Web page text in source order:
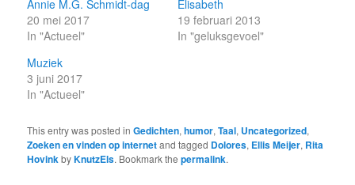
Annie M.G. Schmidt-dag
20 mei 2017
In "Actueel"
Elisabeth
19 februari 2013
In "geluksgevoel"
Muziek
3 juni 2017
In "Actueel"
This entry was posted inGedichten,humor,Taal, Uncategorized,
Zoeken en vinden op internetand tagged Dolores, Ellis Meijer, Rita
HovinkbyKnutzEls. Bookmark thepermalink.